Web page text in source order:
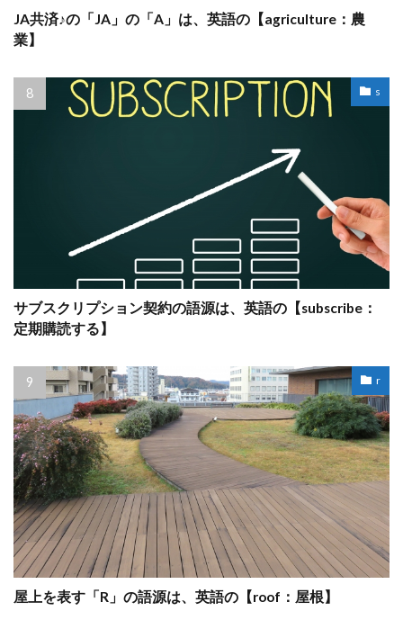
JA共済♪の「JA」の「A」は、英語の【agriculture：農
業】
s
サブスクリプション契約の語源は、英語の【subscribe：
定期購読する】
r
屋上を表す「R」の語源は、英語の【roof：屋根】